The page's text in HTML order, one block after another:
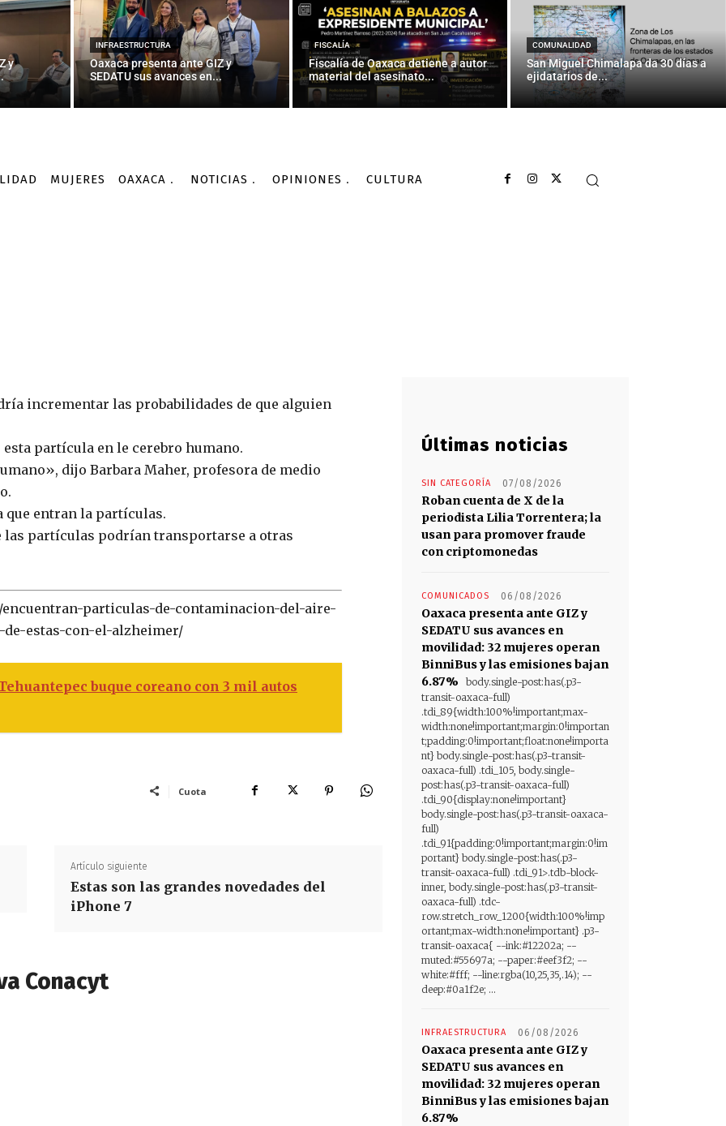
y
INFRAESTRUCTURA
Oaxaca presenta ante GIZ y
SEDATU sus avances en...
FISCALÍA
Fiscalía de Oaxaca detiene a autor
material del asesinato...
COMUNALIDAD
San Miguel Chimalapa da 30 días a
ejidatarios de...
MUJERES OAXACA NOTICIAS OPINIONES CULTURA
su relación con el Alzheimer
Por AGENCIA INFORMATIVA CONACYT 07/09/2016
incrementar las probabilidades de que alguien
partícula en le cerebro humano.
dijo Barbara Maher, profesora de medio
que entran la partículas.
las partículas podrían transportarse a otras
particulas-de-contaminacion-del-aire-
estas-con-el-alzheimer/
buque coreano con 3 mil autos
Cuota
Artículo siguiente
Estas son las grandes novedades del
iPhone 7
Conacyt
Últimas noticias
SIN CATEGORÍA 07/08/2026
Roban cuenta de X de la
periodista Lilia Torrentera; la
usan para promover fraude
con criptomonedas
COMUNICADOS 06/08/2026
Oaxaca presenta ante GIZ y
SEDATU sus avances en
movilidad: 32 mujeres operan
BinniBus y las emisiones bajan
6.87%
body.single-post:has(.p3-
transit-oaxaca-full)
.tdi_89{width:100%!important;max-
width:none!important;margin:0!importan
t;padding:0!important;float:none!importa
nt} body.single-post:has(.p3-transit-
oaxaca-full) .tdi_105, body.single-
post:has(.p3-transit-oaxaca-full)
.tdi_90{display:none!important}
body.single-post:has(.p3-transit-oaxaca-
full)
.tdi_91{padding:0!important;margin:0!im
portant} body.single-post:has(.p3-
transit-oaxaca-full) .tdi_91>.tdb-block-
inner, body.single-post:has(.p3-transit-
oaxaca-full) .tdc-
row.stretch_row_1200{width:100%!imp
ortant;max-width:none!important} .p3-
transit-oaxaca{ --ink:#12202a; --
muted:#55697a; --paper:#eef3f2; --
white:#fff; --line:rgba(10,25,35,.14); --
deep:#0a1f2e; ...
INFRAESTRUCTURA 06/08/2026
Oaxaca presenta ante GIZ y
SEDATU sus avances en
movilidad: 32 mujeres operan
BinniBus y las emisiones bajan
6.87%